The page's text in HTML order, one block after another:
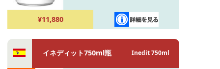
¥11,880
イネディット750ml瓶 Inedit 750ml